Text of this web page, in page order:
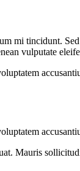
mi tincidunt.
vulputate
Mauris